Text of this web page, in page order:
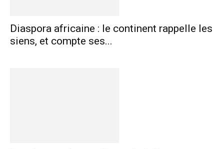
Diaspora africaine : le continent rappelle les
siens, et compte ses...